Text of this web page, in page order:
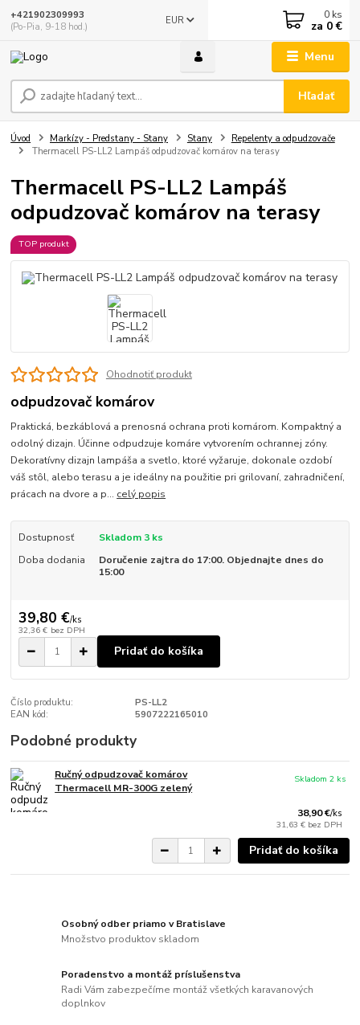
Menu
EUR
Hľadať
+421902309993
(Po-Pia, 9-18 hod.)
0 ks
za 0 €
Úvod Markízy - Predstany - Stany Stany
Repelenty a odpudzovače
Thermacell PS-LL2 Lampáš odpudzovač komárov na terasy
Thermacell PS-LL2 Lampáš
odpudzovač komárov na terasy
TOP produkt
Ohodnotiť produkt
odpudzovač komárov
Praktická, bezkáblová a prenosná ochrana proti komárom. Kompaktný a
odolný dizajn. Účinne odpudzuje komáre vytvorením ochrannej zóny.
Dekoratívny dizajn lampáša a svetlo, ktoré vyžaruje, dokonale ozdobí
váš stôl, alebo terasu a je ideálny na použitie pri grilovaní, zahradničení,
prácach na dvore a p... celý popis
Dostupnosť
Skladom 3 ks
Doba dodania
Doručenie zajtra do 17:00. Objednajte dnes do
15:00
39,80 €/ks
32,36 € bez DPH
Pridať do košíka
Číslo produktu:
PS-LL2
EAN kód:
5907222165010
Podobné produkty
Ručný odpudzovač komárov
Thermacell MR-300G zelený
38,90 €/ks
31,63 € bez DPH
Skladom 2 ks
Pridať do košíka
Osobný odber priamo v Bratislave
Množstvo produktov skladom
Poradenstvo a montáž príslušenstva
Radi Vám zabezpečíme montáž všetkých karavanových
doplnkov